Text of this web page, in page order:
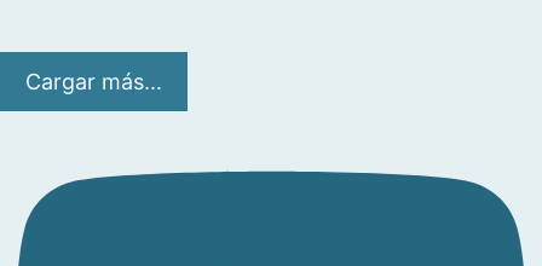
Cargar más...